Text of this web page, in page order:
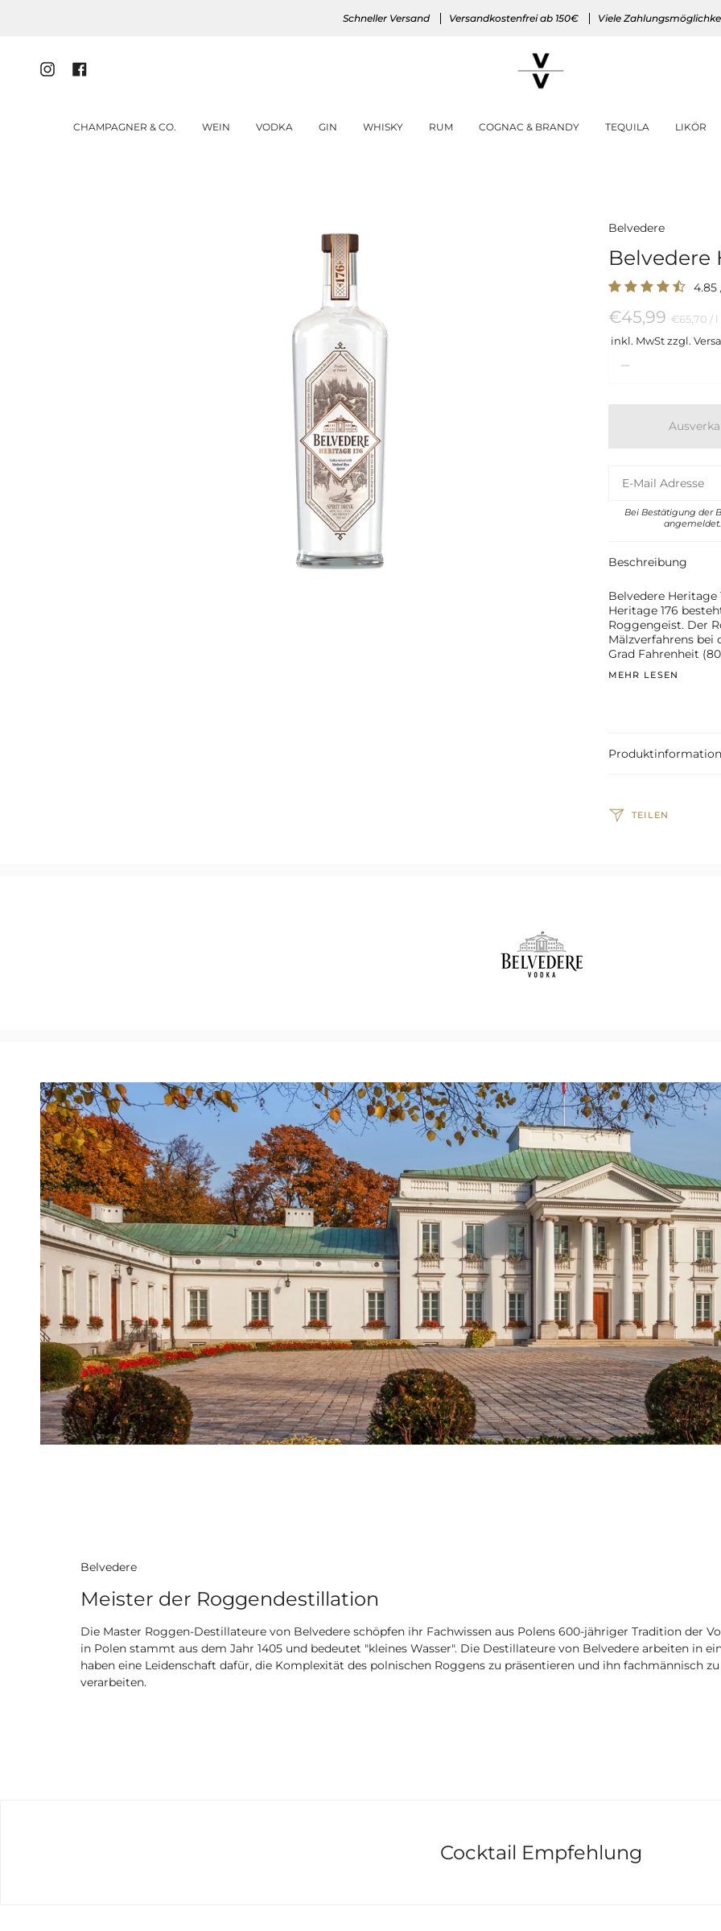
Schneller Versand Versandkostenfrei ab 150€ Viele
InstagramFacebook
CHAMPAGNER & CO. WEIN VODKA GIN WHISKY RUM COGNAC & BRANDY TEQUILA LIKÖR
Belvedere
Belvedere
4.85
€45,99 Preis
Einheit
€65,70 / l
inkl. MwSt zzgl.
Bei Bestätigung der
Beschreibung
Belvedere
Heritage 176
Roggengeist. Der
Mälzverfahrens bei
Grad Fahrenheit
MEHR LESEN
TEILEN
Belvedere
Meister der Roggendestillation
Die Master Roggen-Destillateure von Belvedere schöpfen ihr Fachwissen aus Polens 600-jähriger Tradition der
in Polen stammt aus dem Jahr 1405 und bedeutet "kleines Wasser". Die Destillateure von Belvedere arbeiten in
haben eine Leidenschaft dafür, die Komplexität des polnischen Roggens zu präsentieren und ihn fachmännisch
verarbeiten.
Cocktail Empfehlung